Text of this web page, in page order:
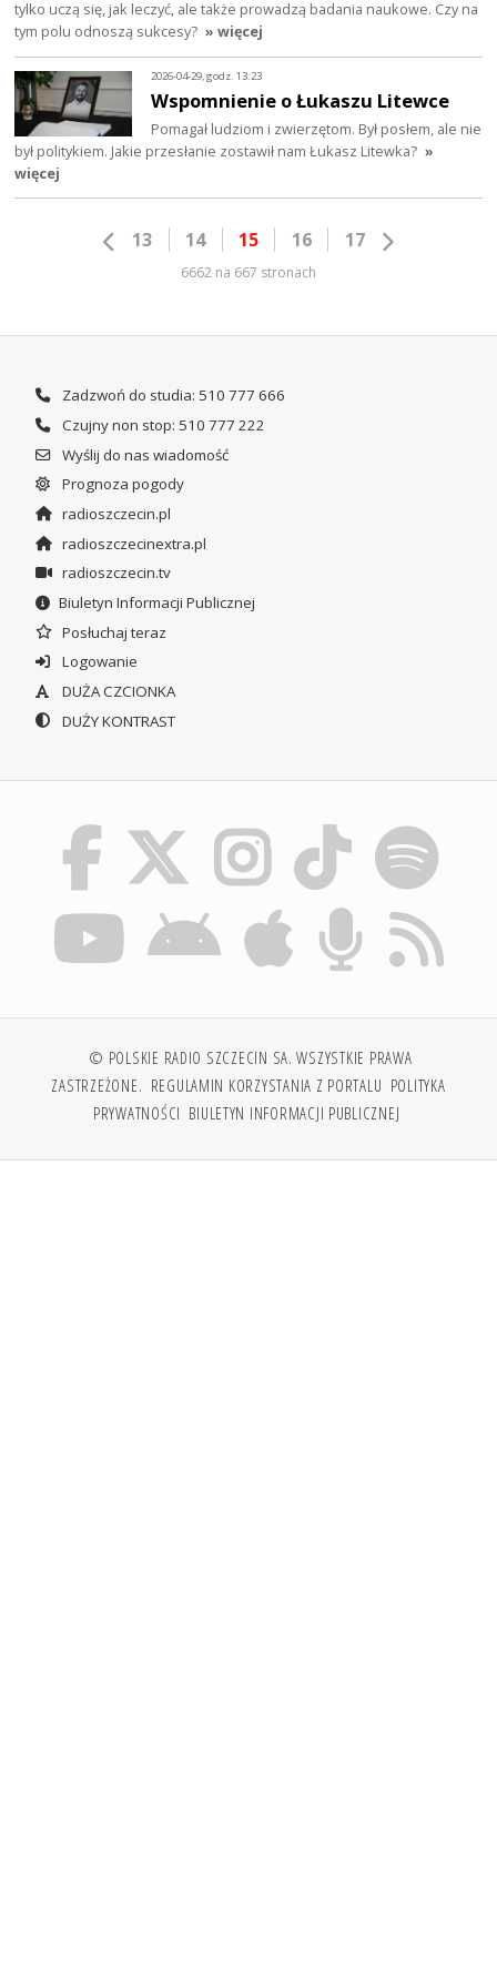
tylko uczą się, jak leczyć, ale także prowadzą badania naukowe. Czy na
tym polu odnoszą sukcesy? » więcej
2026-04-29, godz. 13:23
Wspomnienie o Łukaszu Litewce
Pomagał ludziom i zwierzętom. Był posłem, ale nie
był politykiem. Jakie przesłanie zostawił nam Łukasz Litewka? »
więcej
13 14 15 16 17
6662 na 667 stronach
Zadzwoń do studia: 510 777 666
Czujny non stop: 510 777 222
Wyślij do nas wiadomość
Prognoza pogody
radioszczecin.pl
radioszczecinextra.pl
radioszczecin.tv
Biuletyn Informacji Publicznej
Posłuchaj teraz
Logowanie
DUŻA CZCIONKA
DUŻY KONTRAST
© POLSKIE RADIO SZCZECIN SA. WSZYSTKIE PRAWA
ZASTRZEŻONE. REGULAMIN KORZYSTANIA Z PORTALU POLITYKA
PRYWATNOŚCI BIULETYN INFORMACJI PUBLICZNEJ